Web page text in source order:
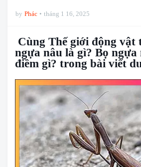
by Phác tháng 1 16, 2025
Cùng Thế giới động vật
ngựa nâu là gì? Bọ ngựa
điềm gì? trong bài viết